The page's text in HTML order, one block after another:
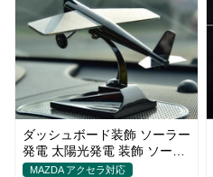
ダッシュボード装飾 ソーラー
発電 太陽光発電 装飾 ソーラ
ー飛行機 小型車のインテリア
MAZDA アクセラ対応